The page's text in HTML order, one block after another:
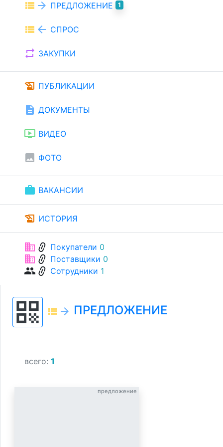
view_list arrow_forward ПРЕДЛОЖЕНИЕ 1
view_list arrow_back СПРОС
repeat ЗАКУПКИ
history_edu ПУБЛИКАЦИИ
description ДОКУМЕНТЫ
ondemand_video ВИДЕО
image ФОТО
work ВАКАНСИИ
history_edu ИСТОРИЯ
businesslink Покупатели 0
businesslink Поставщики 0
grouplink Сотрудники 1
qr_code view_list arrow_forward ПРЕДЛОЖЕНИЕ
всего: 1
предложение